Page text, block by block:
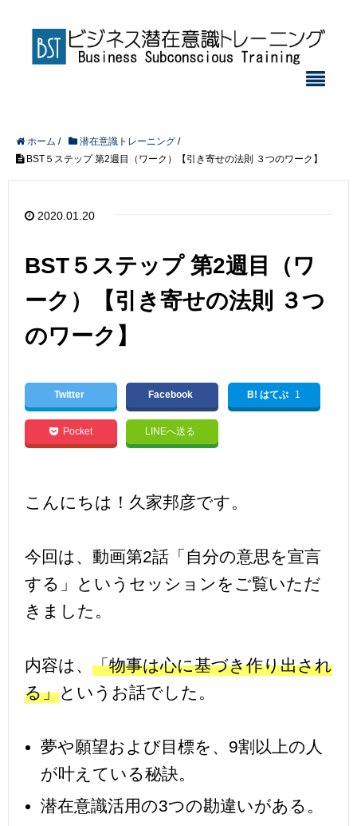
ホーム / 潜在意識トレーニング /
BST５ステップ 第2週目（ワーク）【引き寄せの法則 ３つのワーク】
2020.01.20
BST５ステップ 第2週目（ワ
ーク）【引き寄せの法則 ３つ
のワーク】
Twitter Facebook B! はてぶ 1
Pocket LINEへ送る
こんにちは！久家邦彦です。
今回は、動画第2話「自分の意思を宣言
する」というセッションをご覧いただ
きました。
内容は、 「物事は心に基づき作り出され
る」というお話でした。
夢や願望および目標を、9割以上の人
が叶えている秘訣。
潜在意識活用の3つの勘違いがある。